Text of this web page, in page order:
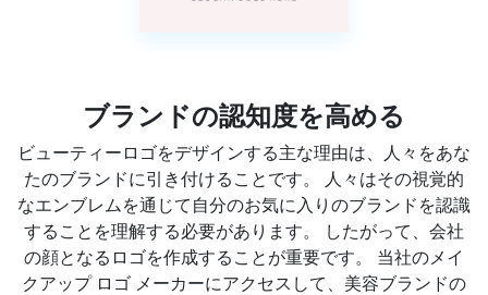
ブランドの認知度を高める
ビューティーロゴをデザインする主な理由は、人々をあな
たのブランドに引き付けることです。 人々はその視覚的
なエンブレムを通じて自分のお気に入りのブランドを認識
することを理解する必要があります。 したがって、会社
の顔となるロゴを作成することが重要です。 当社のメイ
クアップ ロゴ メーカーにアクセスして、美容ブランドの